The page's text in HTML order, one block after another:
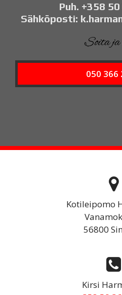
Puh. +358
Sähköposti:
Soita
050 366
Kotileipomo
56800
Kirsi